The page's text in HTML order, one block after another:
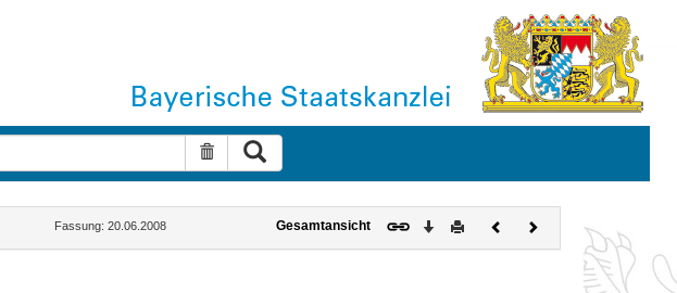
Suche zurücksetzen
Fassung: 20.06.2008 Gesamtansicht Download
DruckenVorherigesNächstes
Dokument